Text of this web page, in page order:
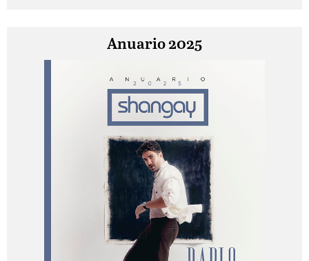
Anuario 2025